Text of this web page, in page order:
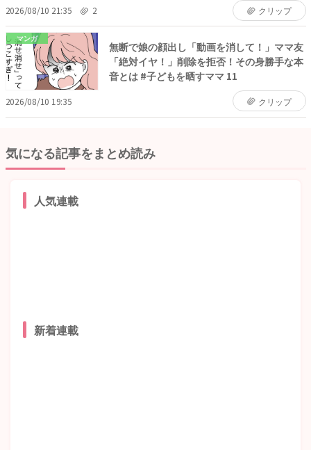
2026/08/10 21:35 2 クリップ
マンガ
無断で娘の顔出し「動画を消して！」ママ友
「絶対イヤ！」削除を拒否！その身勝手な本
音とは #子どもを晒すママ 11
2026/08/10 19:35 クリップ
気になる記事をまとめ読み
人気連載
新着連載